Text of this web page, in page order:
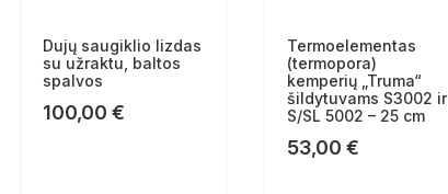
Dujų saugiklio lizdas
su užraktu, baltos
spalvos
100,00 €
Termoelementas
(termopora)
kemperių „Truma“
šildytuvams S3002 ir
S/SL 5002 – 25 cm
53,00 €